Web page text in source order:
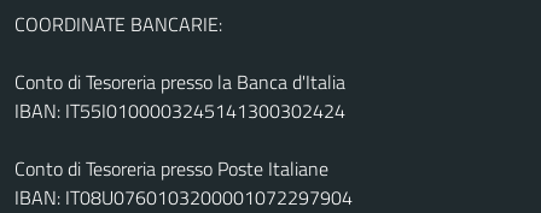
COORDINATE BANCARIE:
Conto di Tesoreria presso la Banca d'Italia
IBAN: IT55I0100003245141300302424
Conto di Tesoreria presso Poste Italiane
IBAN: IT08U0760103200001072297904